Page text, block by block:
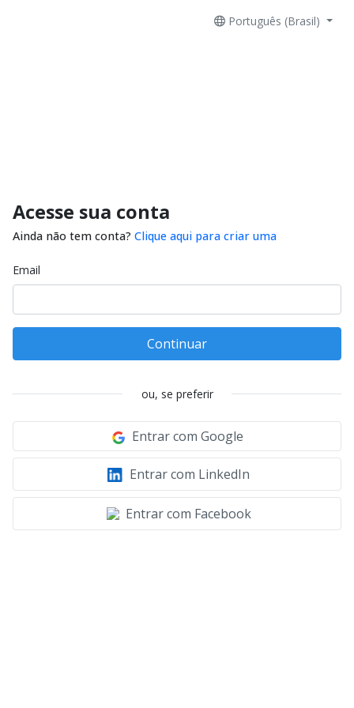
Português (Brasil)
Acesse sua conta
Ainda não tem conta? Clique aqui para criar uma
Email
Continuar
ou, se preferir
Entrar com Google
Entrar com LinkedIn
Entrar com Facebook